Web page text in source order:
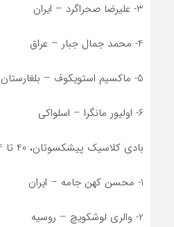
3- علیرضا صحراگرد – ایران
4- محمد جمال جبار – عراق
5- ماکسیم استویکوف – بلغارستان
6- اولیور مانگرا – اسلواکی
بادی کلاسیک پیشکسوتان، 40 تا 44 سال:
1- محسن کهن جامه – ایران
2- والری لوشکویچ – روسیه